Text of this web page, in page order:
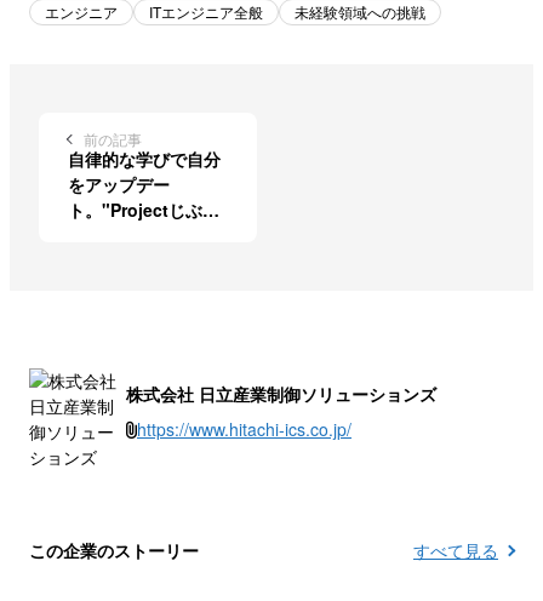
エンジニア
ITエンジニア全般 未経験領域への挑戦
前の記事
自律的な学びで自分
をアップデー
ト。"Projectじぶん
株式会社 日立産業制御ソリューションズ
https://www.hitachi-ics.co.jp/
この企業のストーリー すべて見る